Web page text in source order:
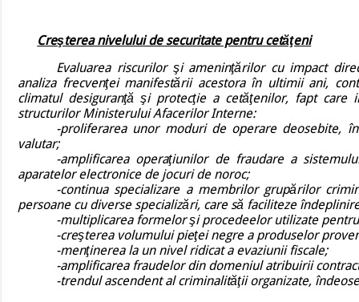
Creşterea nivelului de securitate pentru cetăţeni
Evaluarea riscurilor şi ameninţărilor cu impact
analiza frecvenţei manifestării acestora în ultimii ani,
climatul desiguranţă şi protecţie a cetăţenilor, fapt
structurilor Ministerului Afacerilor Interne:
-proliferarea unor moduri de operare deosebite,
valutar;
-amplificarea operaţiunilor de fraudare a
aparatelor electronice de jocuri de noroc;
-continua specializare a membrilor grupărilor
persoane cu diverse specializări, care să faciliteze
-multiplicarea formelor şi procedeelor utilizate
-creşterea volumului pieţei negre a produselor
-menţinerea la un nivel ridicat a evaziunii fiscale;
-amplificarea fraudelor din domeniul atribuirii
-trendul ascendent al criminalităţii organizate,